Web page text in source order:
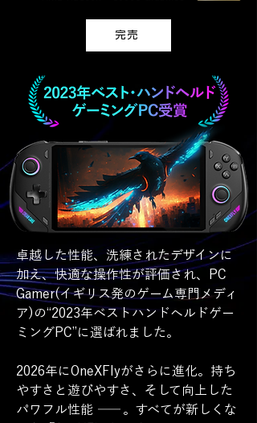
完売
卓越した性能、洗練されたデザインに
加え、快適な操作性が評価され、PC
Gamer(イギリス発のゲーム専門メディ
ア)の“2023年ベストハンドヘルドゲー
ミングPC”に選ばれました。
2026年にOneXFlyがさらに進化。持ち
やすさと遊びやすさ、そして向上した
パワフル性能 ―― 。 すべてが新しくな